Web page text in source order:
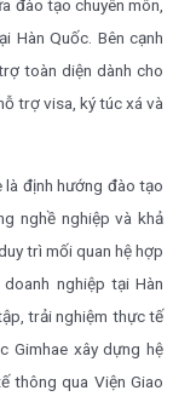
đào tạo chuyên môn,
Hàn Quốc. Bên cạnh
toàn diện dành cho
trợ visa, ký túc xá và
định hướng đào tạo
nghề nghiệp và khả
trì mối quan hệ hợp
nghiệp tại Hàn
trải nghiệm thực tế
Gimhae xây dựng hệ
thông qua Viện Giao